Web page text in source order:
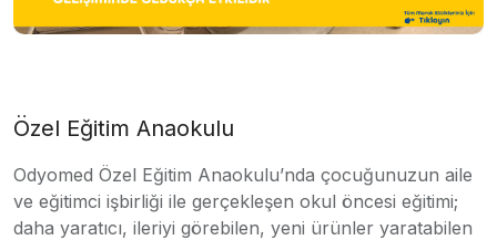
Özel Eğitim Anaokulu
Odyomed Özel Eğitim Anaokulu’nda çocuğunuzun aile
ve eğitimci işbirliği ile gerçekleşen okul öncesi eğitimi;
daha yaratıcı, ileriyi görebilen, yeni ürünler yaratabilen